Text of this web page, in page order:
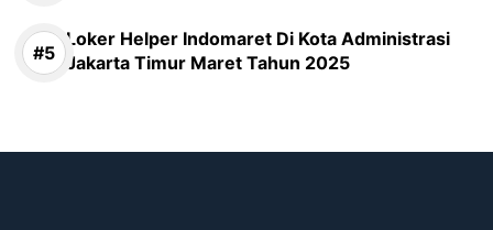
Loker Helper Indomaret Di Kota Administrasi
Jakarta Timur Maret Tahun 2025